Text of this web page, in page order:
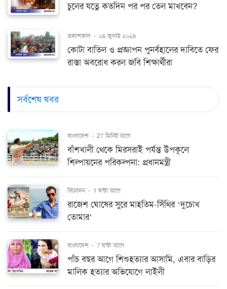
চুলের যত্নে কতদিন পর পর তেল মাখবেন?
প্রকাশকাল - ০৪ জুলাই ২০২৪
কোটা বাতিল ও প্রজ্ঞাপন পুনর্বহালের দাবিতে ফের
রাস্তা অবরোধ করল জবি শিক্ষার্থীরা
সর্বশেষ খবর
বাংলাদেশ - 27 মিনিট আগে
বাঁশখালী থেকে মিরসরাই পর্যন্ত উপকূলে
শিল্পায়নের পরিকল্পনা: প্রধানমন্ত্রী
বিনোদন - 1 ঘন্টা আগে
রাজেশ ঘোষের সুরে মাহতিম-সিঁথির ‘দুচোখ
তোমার’
বাংলাদেশ - 7 ঘন্টা আগে
পাঁচ বছর আগে শিশুহত্যার আসামি, এবার বাড়ির
মালিক হত্যার অভিযোগে লাইলী